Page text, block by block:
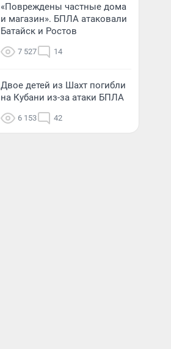
«Повреждены частные дома
и магазин». БПЛА атаковали
Батайск и Ростов
7 527 14
Двое детей из Шахт погибли
на Кубани из-за атаки БПЛА
6 153 42